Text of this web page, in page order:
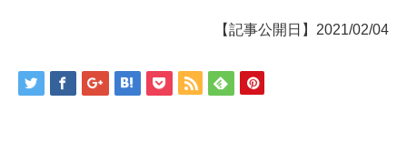
【記事公開日】2021/02/04